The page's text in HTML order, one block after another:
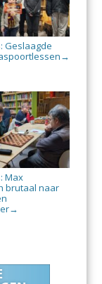
Geslaagde
→
Max
brutaal naar
→